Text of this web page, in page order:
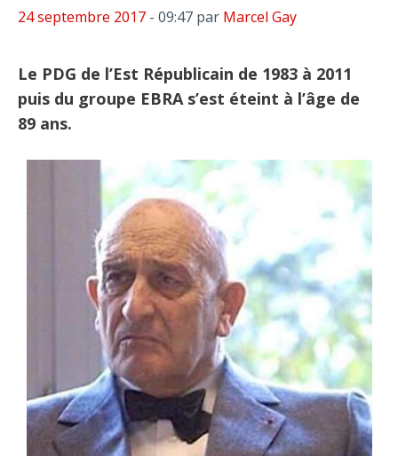
24 septembre 2017 - 09:47 par Marcel Gay
Le PDG de l’Est Républicain de 1983 à 2011
puis du groupe EBRA s’est éteint à l’âge de
89 ans.